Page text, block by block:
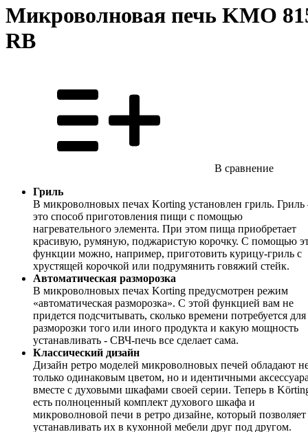
Микроволновая печь KMO
RB
В сравнение
Гриль
В микроволновых печах Korting установлен гриль.
это способ приготовления пищи с помощью
нагревательного элемента. При этом пища приобретает
красивую, румяную, поджаристую корочку. С помощью
функции можно, например, приготовить курицу-гриль с
хрустящей корочкой или подрумянить говяжий стейк.
Автоматическая разморозка
В микроволновых печах Korting предусмотрен режим
«автоматическая разморозка». С этой функцией вам не
придется подсчитывать, сколько времени потребуется для
разморозки того или иного продукта и какую мощность
устанавливать - СВЧ-печь все сделает сама.
Классический дизайн
Дизайн ретро моделей микроволновых печей обладают
только одинаковым цветом, но и идентичными
вместе с духовыми шкафами своей серии. Теперь в
есть полноценный комплект духового шкафа и
микроволновой печи в ретро дизайне, который позволяет
устанавливать их в кухонной мебели друг под другом.